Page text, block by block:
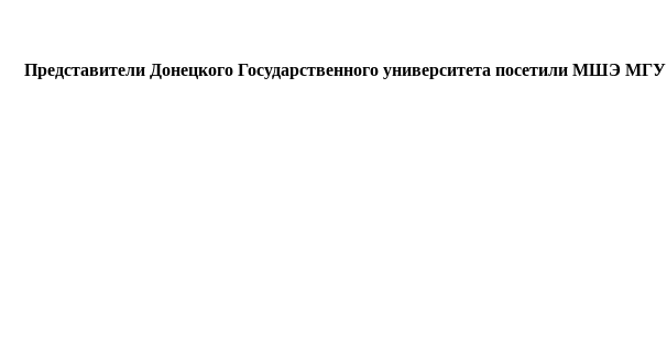
Представители Донецкого Государственного университета посетили МШЭ МГУ